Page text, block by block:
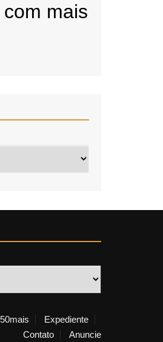
mais
Expediente
Contato
Anuncie